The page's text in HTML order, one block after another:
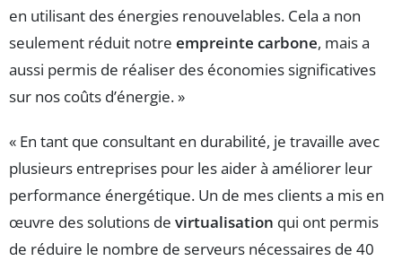
en utilisant des énergies renouvelables. Cela a non
seulement réduit notre empreinte carbone, mais a
aussi permis de réaliser des économies significatives
sur nos coûts d’énergie. »
« En tant que consultant en durabilité, je travaille avec
plusieurs entreprises pour les aider à améliorer leur
performance énergétique. Un de mes clients a mis en
œuvre des solutions de virtualisation qui ont permis
de réduire le nombre de serveurs nécessaires de 40